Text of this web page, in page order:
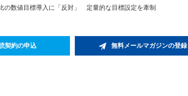
の数値目標導入に「反対」 定量的な目標設定を牽制
契約の申込 無料メールマガジンの登録